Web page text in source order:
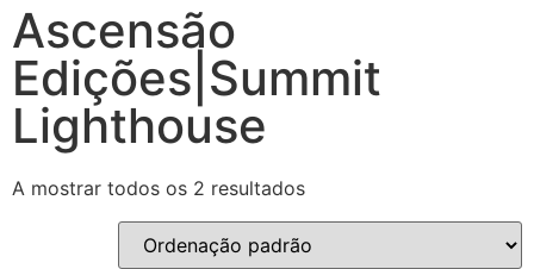
Ascensão
Edições|Summit
Lighthouse
A mostrar todos os 2 resultados